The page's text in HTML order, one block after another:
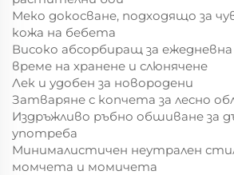
Меко докосване, подходящо за
кожа на бебета
Високо абсорбиращ за
време на хранене и слюнячене
Лек и удобен за новородени
Затваряне с копчета за лесно
Издръжливо ръбно обшиване за
употреба
Минималистичен неутрален
момчета и момичета